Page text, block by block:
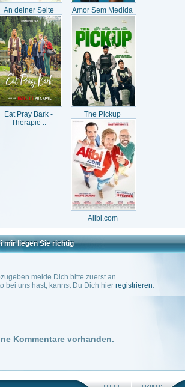
An deiner Seite Amor Sem Medida
Eat Pray Bark -
Therapie ..
The Pickup
Alibi.com
mir liegen Sie richtig
melde Dich bitte zuerst an.
bei uns hast, kannst Du Dich hier registrieren.
Kommentare vorhanden.